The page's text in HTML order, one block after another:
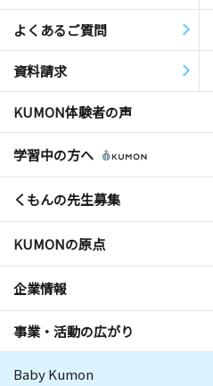
よくあるご質問
資料請求
KUMON体験者の声
学習中の方へ
くもんの先生募集
KUMONの原点
企業情報
事業・活動の広がり
Baby Kumon